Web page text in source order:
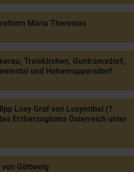
Maria Theresias
Traiskirchen, Guntramsdorf,
und Hohenruppersdorf
Losy Graf von Losymthal (?
Erzherzogtums Österreich unter
Göttweig